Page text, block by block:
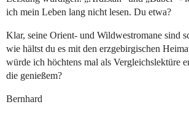
ich mein Leben lang nicht lesen. Du etwa?
Klar, seine Orient- und Wildwestromane sind
wie hältst du es mit den erzgebirgischen
würde ich höchtens mal als Vergleichslektüre
die genießem?
Bernhard